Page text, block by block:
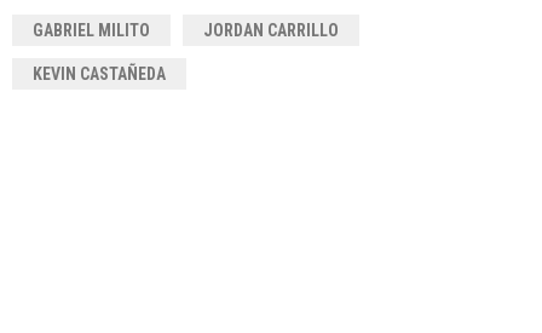
GABRIEL MILITO JORDAN CARRILLO
KEVIN CASTAÑEDA